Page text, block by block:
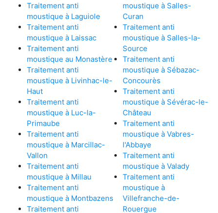
Traitement anti
moustique à Laguiole
Traitement anti
moustique à Laissac
Traitement anti
moustique au Monastère
Traitement anti
moustique à Livinhac-le-
Haut
Traitement anti
moustique à Luc-la-
Primaube
Traitement anti
moustique à Marcillac-
Vallon
Traitement anti
moustique à Millau
Traitement anti
moustique à Montbazens
Traitement anti
moustique à Salles-
Curan
Traitement anti
moustique à Salles-la-
Source
Traitement anti
moustique à Sébazac-
Concourès
Traitement anti
moustique à Sévérac-le-
Château
Traitement anti
moustique à Vabres-
l'Abbaye
Traitement anti
moustique à Valady
Traitement anti
moustique à
Villefranche-de-
Rouergue